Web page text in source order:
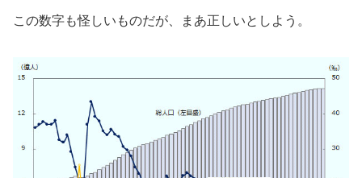
この数字も怪しいものだが、まあ正しいとしよう。